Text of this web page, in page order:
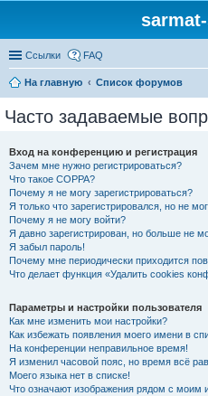
Ссылки FAQ
На главную
Список форумов
Часто задаваемые
Вход на конференцию и регистрация
Зачем мне нужно регистрироваться?
Что такое COPPA?
Почему я не могу зарегистрироваться?
Я только что зарегистрировался, но не
Почему я не могу войти?
Я давно зарегистрирован, но больше не
Я забыл пароль!
Почему мне периодически приходится
Что делает функция «Удалить cookies
Параметры и настройки пользователя
Как мне изменить мои настройки?
Как избежать появления моего имени в
На конференции неправильное время!
Я изменил часовой пояс, но время всё
Моего языка нет в списке!
Что означают изображения рядом с моим